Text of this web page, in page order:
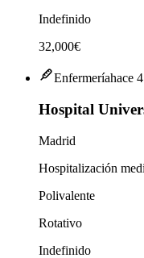
Indefinido
32,000€
Enfermeríahace
Hospital
Madrid
Hospitalización
Polivalente
Rotativo
Indefinido